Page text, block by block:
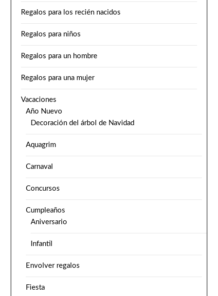
Regalos para los recién nacidos
Regalos para niños
Regalos para un hombre
Regalos para una mujer
Vacaciones
Año Nuevo
Decoración del árbol de Navidad
Aquagrim
Carnaval
Concursos
Cumpleaños
Aniversario
Infantil
Envolver regalos
Fiesta